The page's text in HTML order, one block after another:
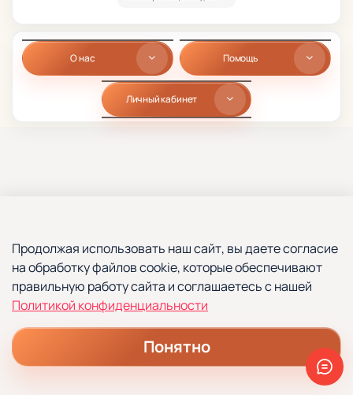
О нас Помощь
Личный кабинет
Продолжая использовать наш сайт, вы даете согласие
на обработку файлов cookie, которые обеспечивают
правильную работу сайта и соглашаетесь с нашей
Политикой конфиденциальности
Понятно